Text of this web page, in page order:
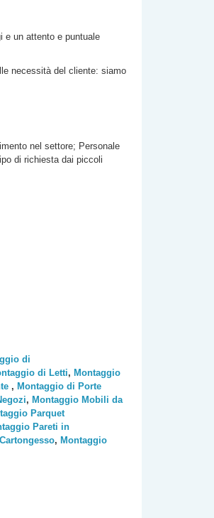
e un attento e puntuale
necessità del cliente: siamo
nel settore; Personale
di richiesta dai piccoli
di
di Letti, Montaggio
, Montaggio di Porte
, Montaggio Mobili da
Parquet
Pareti in
, Montaggio